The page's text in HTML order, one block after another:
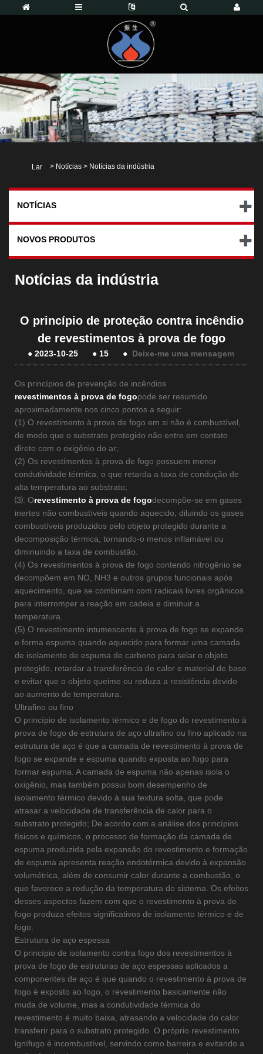
Lar > Notícias > Notícias da indústria
NOTÍCIAS
NOVOS PRODUTOS
Notícias da indústria
O princípio de proteção contra incêndio
de revestimentos à prova de fogo
●2023-10-25 ● 15 ● Deixe-me uma mensagem
Os princípios de prevenção de incêndios
revestimentos à prova de fogopode ser resumido
aproximadamente nos cinco pontos a seguir:
(1) O revestimento à prova de fogo em si não é combustível,
de modo que o substrato protegido não entre em contato
direto com o oxigênio do ar;
(2) Os revestimentos à prova de fogo possuem menor
condutividade térmica, o que retarda a taxa de condução de
alta temperatura ao substrato;
⑶. Orevestimento à prova de fogodecompõe-se em gases
inertes não combustíveis quando aquecido, diluindo os gases
combustíveis produzidos pelo objeto protegido durante a
decomposição térmica, tornando-o menos inflamável ou
diminuindo a taxa de combustão.
(4) Os revestimentos à prova de fogo contendo nitrogênio se
decompõem em NO, NH3 e outros grupos funcionais após
aquecimento, que se combinam com radicais livres orgânicos
para interromper a reação em cadeia e diminuir a
temperatura.
(5) O revestimento intumescente à prova de fogo se expande
e forma espuma quando aquecido para formar uma camada
de isolamento de espuma de carbono para selar o objeto
protegido, retardar a transferência de calor e material de base
e evitar que o objeto queime ou reduza a resistência devido
ao aumento de temperatura.
Ultrafino ou fino
O princípio de isolamento térmico e de fogo do revestimento à
prova de fogo de estrutura de aço ultrafino ou fino aplicado na
estrutura de aço é que a camada de revestimento à prova de
fogo se expande e espuma quando exposta ao fogo para
formar espuma. A camada de espuma não apenas isola o
oxigênio, mas também possui bom desempenho de
isolamento térmico devido à sua textura solta, que pode
atrasar a velocidade de transferência de calor para o
substrato protegido; De acordo com a análise dos princípios
físicos e químicos, o processo de formação da camada de
espuma produzida pela expansão do revestimento e formação
de espuma apresenta reação endotérmica devido à expansão
volumétrica, além de consumir calor durante a combustão, o
que favorece a redução da temperatura do sistema. Os efeitos
desses aspectos fazem com que o revestimento à prova de
fogo produza efeitos significativos de isolamento térmico e de
fogo.
Estrutura de aço espessa
O princípio de isolamento contra fogo dos revestimentos à
prova de fogo de estruturas de aço espessas aplicados a
componentes de aço é que quando o revestimento à prova de
fogo é exposto ao fogo, o revestimento basicamente não
muda de volume, mas a condutividade térmica do
revestimento é muito baixa, atrasando a velocidade do calor
transferir para o substrato protegido. O próprio revestimento
ignífugo é incombustível, servindo como barreira e evitando a